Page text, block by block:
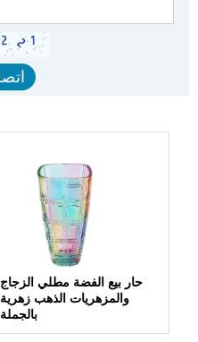
حار بيع الفضة مطلي الزجاج
والمزهريات الذهب زهرية
بالجملة